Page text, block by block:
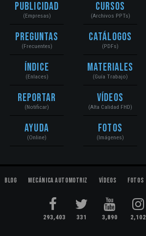
Publicidad
(Empresas)
Preguntas
(Frecuentes)
Índice
(Enlaces)
Reportar
(Notificar)
Ayuda
(Online)
Cursos
(Archivos PPTs)
Catálogos
(PDFs)
Materiales
(Guía Trabajo)
Vídeos
(Alta Calidad FHD)
Fotos
(Imágenes)
Blog Mecánica Automotriz Vídeos Fotos
293,403 331 3,890 2,102